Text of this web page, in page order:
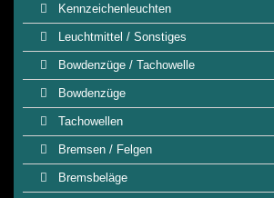
Kennzeichenleuchten
Leuchtmittel / Sonstiges
Bowdenzüge / Tachowelle
Bowdenzüge
Tachowellen
Bremsen / Felgen
Bremsbeläge